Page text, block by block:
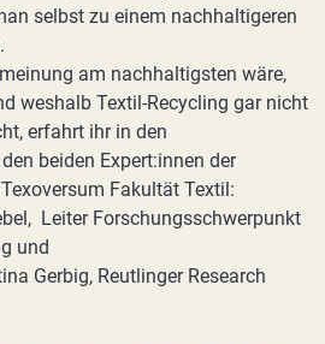
selbst zu einem nachhaltigeren
am nachhaltigsten wäre,
weshalb Textil-Recycling gar nicht
erfahrt ihr in den
beiden Expert:innen der
Fakultät Textil:
Leiter Forschungsschwerpunkt
und
Gerbig, Reutlinger Research